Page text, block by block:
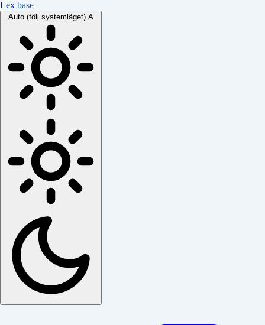
Lex base
Auto (följ systemläget) A